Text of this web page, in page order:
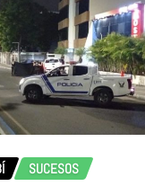
SUCESOS